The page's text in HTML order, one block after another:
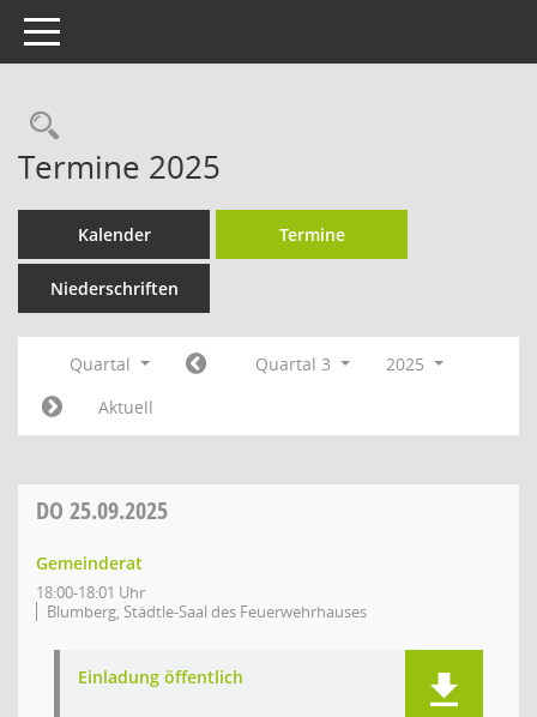
Toggle navigation
Rechercheauswahl
Termine 2025
Kalender Termine
Niederschriften
Quartal Quartal 3
2025
Aktuell
DO 25.09.2025
Gemeinderat
18:00-18:01 Uhr
Blumberg, Städtle-Saal des Feuerwehrhauses
Einladung öffentlich